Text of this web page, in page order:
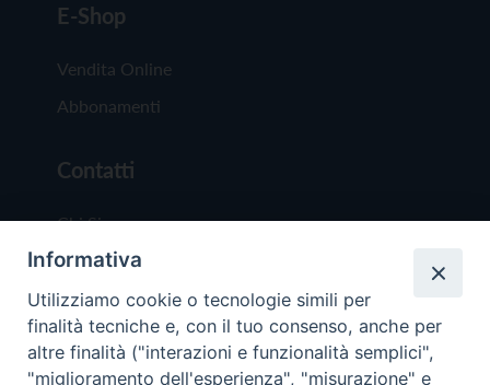
E-Shop
Vendita Online
Abbonamenti
Contatti
Chi Siamo
Redazione
Scrivici
Informativa
Utilizziamo cookie o tecnologie simili per
finalità tecniche e, con il tuo consenso, anche per
altre finalità ("interazioni e funzionalità semplici",
"miglioramento dell'esperienza", "misurazione" e